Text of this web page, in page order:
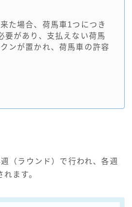
た場合、荷馬車1つにつき
要があり、支払えない荷馬
ンが置かれ、荷馬車の許容
（ラウンド）で行われ、各週
ます。